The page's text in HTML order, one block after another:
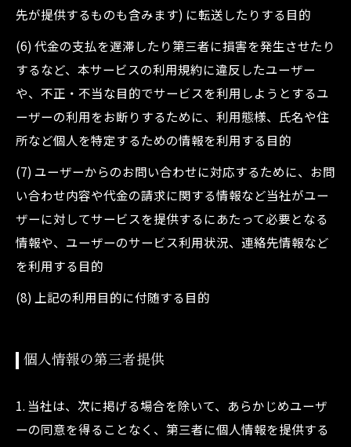
先が提供するものも含みます) に転送したりする目的
(6) 代金の支払を遅滞したり第三者に損害を発生させたり
するなど、本サービスの利用規約に違反したユーザー
や、不正・不当な目的でサービスを利用しようとするユ
ーザーの利用をお断りするために、利用態様、氏名や住
所など個人を特定するための情報を利用する目的
(7) ユーザーからのお問い合わせに対応するために、お問
い合わせ内容や代金の請求に関する情報など当社がユー
ザーに対してサービスを提供するにあたって必要となる
情報や、ユーザーのサービス利用状況、連絡先情報など
を利用する目的
(8) 上記の利用目的に付随する目的
個人情報の第三者提供
1. 当社は、次に掲げる場合を除いて、あらかじめユーザ
ーの同意を得ることなく、第三者に個人情報を提供する